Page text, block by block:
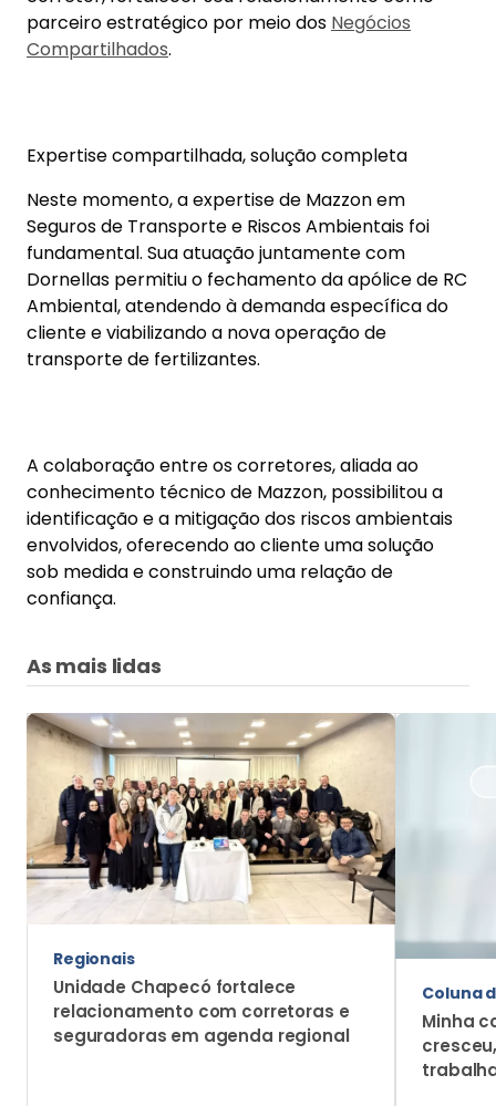
parceiro estratégico por meio dos Negócios
Compartilhados.
Expertise compartilhada, solução completa
Neste momento, a expertise de Mazzon em
Seguros de Transporte e Riscos Ambientais foi
fundamental. Sua atuação juntamente com
Dornellas permitiu o fechamento da apólice de RC
Ambiental, atendendo à demanda específica do
cliente e viabilizando a nova operação de
transporte de fertilizantes.
A colaboração entre os corretores, aliada ao
conhecimento técnico de Mazzon, possibilitou a
identificação e a mitigação dos riscos ambientais
envolvidos, oferecendo ao cliente uma solução
sob medida e construindo uma relação de
confiança.
As mais lidas
Regionais
Unidade Chapecó fortalece
relacionamento com corretoras e
seguradoras em agenda regional
Coluna
Minha